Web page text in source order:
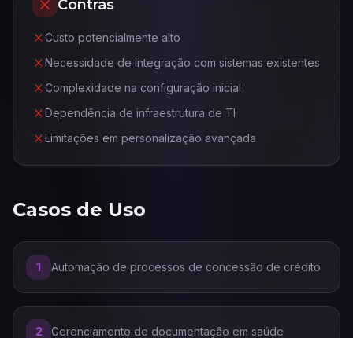
Contras
Custo potencialmente alto
Necessidade de integração com sistemas existentes
Complexidade na configuração inicial
Dependência de infraestrutura de TI
Limitações em personalização avançada
Casos de Uso
1 Automação de processos de concessão de crédito
2 Gerenciamento de documentação em saúde